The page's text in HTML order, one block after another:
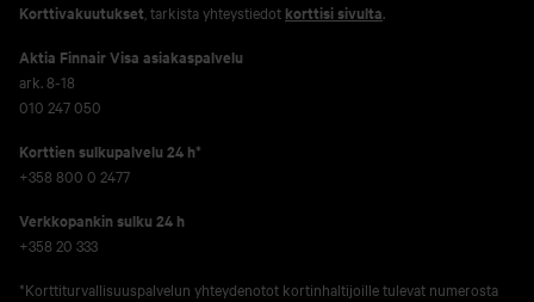
Korttivakuutukset , tarkista yhteystiedot korttisi sivulta.
Aktia Finnair Visa asiakaspalvelu
ark. 8-18
010 247 050
Korttien sulkupalvelu 24 h*
+358 800 0 2477
Verkko­pankin sulku 24 h
+358 20 333
*Korttiturvallisuuspalvelun yhteydenotot kortinhaltijoille tulevat numerosta